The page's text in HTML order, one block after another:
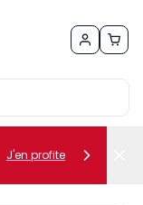
J'en profite